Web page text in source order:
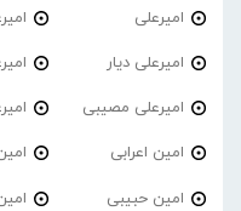
امیرعلی
امیرعلی دیار
امیرعلی مصیبی
امین اعرابی
امین حبیبی